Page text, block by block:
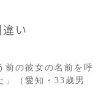
い
前の彼女の名前を呼
」（愛知・33歳男